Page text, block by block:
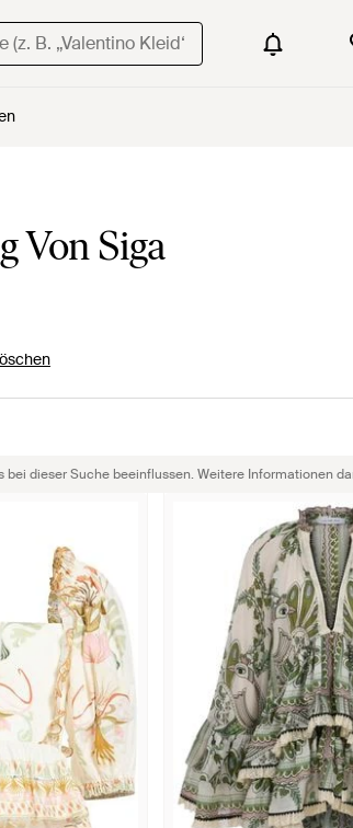
Von Siga
dieser Suche beeinflussen. Weitere Informationen